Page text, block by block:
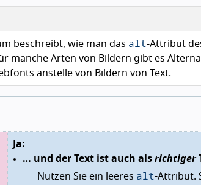
beschreibt, wie man das alt-Attribut
manche Arten von Bildern gibt es
anstelle von Bildern von Text.
Ja:
… und der Text ist auch als richtiger
Nutzen Sie ein leeres alt-Attribut.